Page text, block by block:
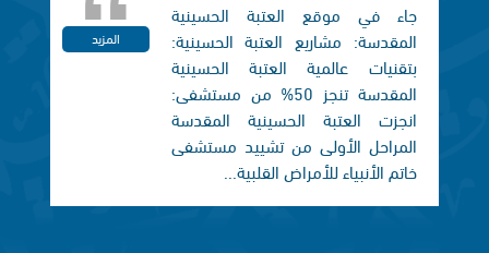
جاء في موقع العتبة الحسينية
المقدسة: مشاريع العتبة الحسينية:
بتقنيات عالمية العتبة الحسينية
المقدسة تنجز 50% من مستشفى:
انجزت العتبة الحسينية المقدسة
المراحل الأولى من تشييد مستشفى
خاتم الأنبياء للأمراض القلبية...
المزيد